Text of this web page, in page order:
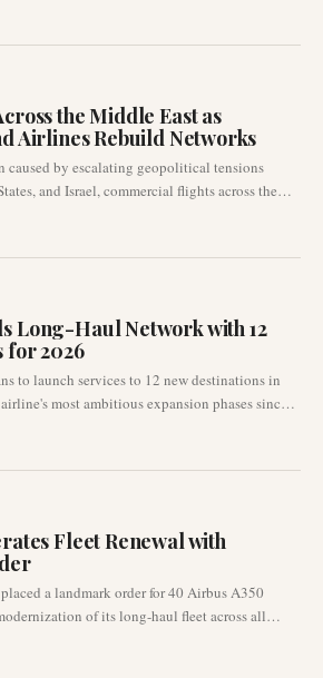
Flügen im gesamten Nahen Osten und in
the Middle East as
Airlines Rebuild Networks
caused by escalating geopolitical tensions
and Israel, commercial flights across the
airlines cautiously restore their networks and
Long-Haul Network with 12
for 2026
to launch services to 12 new destinations in
most ambitious expansion phases since
Fleet Renewal with
a landmark order for 40 Airbus A350
of its long-haul fleet across all